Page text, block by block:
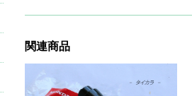
関連商品